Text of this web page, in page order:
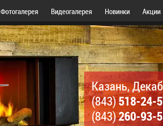
Фотогалерея Видеогалерея Новинки Акции
Казань,
(843)518-24-
(843)260-93-